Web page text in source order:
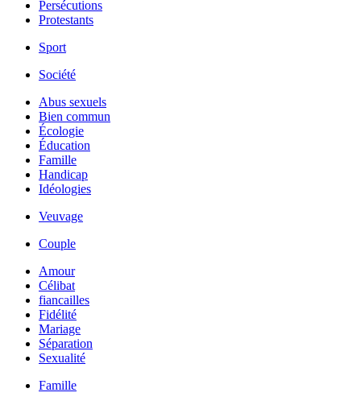
Persécutions
Protestants
Sport
Société
Abus sexuels
Bien commun
Écologie
Éducation
Famille
Handicap
Idéologies
Veuvage
Couple
Amour
Célibat
fiancailles
Fidélité
Mariage
Séparation
Sexualité
Famille